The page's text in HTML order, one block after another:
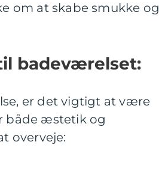
om at skabe smukke og
badeværelset:
er det vigtigt at være
både æstetik og
overveje: